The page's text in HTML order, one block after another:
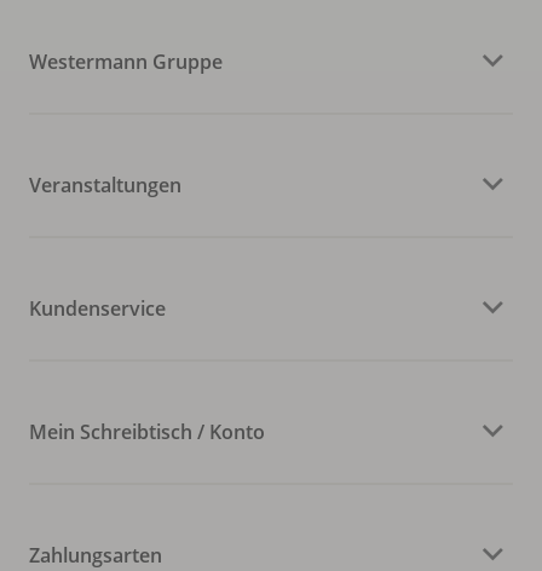
Westermann Gruppe
Veranstaltungen
Kundenservice
Mein Schreibtisch / Konto
Zahlungsarten